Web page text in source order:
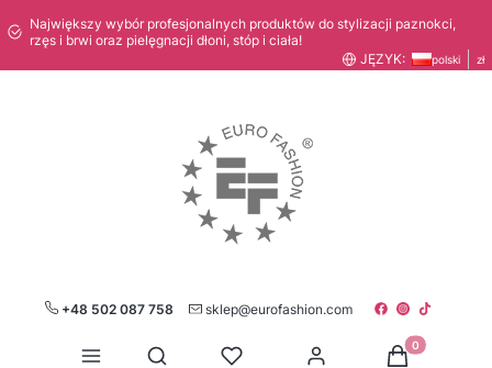
Największy wybór profesjonalnych produktów do stylizacji paznokci,
rzęs i brwi oraz pielęgnacji dłoni, stóp i ciała!
JĘZYK:
polski zł
+48 502 087 758 sklep@eurofashion.com
Otwórz wyszukiwarkę Produkty w